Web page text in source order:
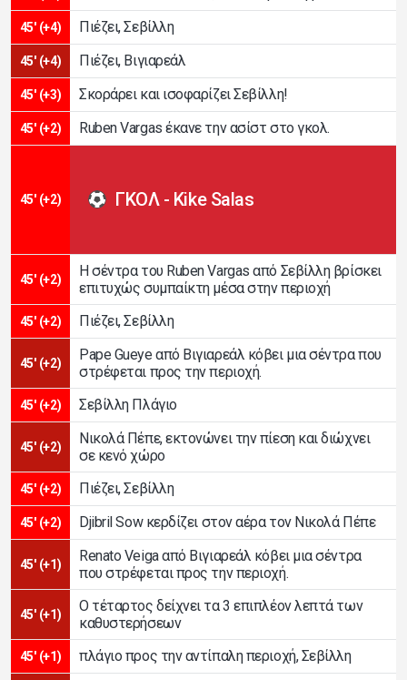
45' (+4) Πιέζει, Σεβίλλη
45' (+4) Πιέζει, Βιγιαρεάλ
45' (+3) Σκοράρει και ισοφαρίζει Σεβίλλη!
45' (+2) Ruben Vargas έκανε την ασίστ στο γκολ.
45' (+2) ΓΚΟΛ - Kike Salas
45' (+2)
Η σέντρα του Ruben Vargas από Σεβίλλη βρίσκει
επιτυχώς συμπαίκτη μέσα στην περιοχή
45' (+2) Πιέζει, Σεβίλλη
45' (+2)
Pape Gueye από Βιγιαρεάλ κόβει μια σέντρα που
στρέφεται προς την περιοχή.
45' (+2) Σεβίλλη Πλάγιο
45' (+2)
Νικολά Πέπε, εκτονώνει την πίεση και διώχνει
σε κενό χώρο
45' (+2) Πιέζει, Σεβίλλη
45' (+2) Djibril Sow κερδίζει στον αέρα τον Νικολά Πέπε
45' (+1)
Renato Veiga από Βιγιαρεάλ κόβει μια σέντρα
που στρέφεται προς την περιοχή.
45' (+1)
Ο τέταρτος δείχνει τα 3 επιπλέον λεπτά των
καθυστερήσεων
45' (+1) πλάγιο προς την αντίπαλη περιοχή, Σεβίλλη